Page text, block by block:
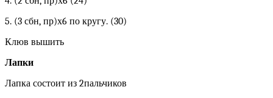
5. (3 сбн, пр)х6 по кругу. (30)
Клюв вышить
Лапки
Лапка состоит из 2пальчиков